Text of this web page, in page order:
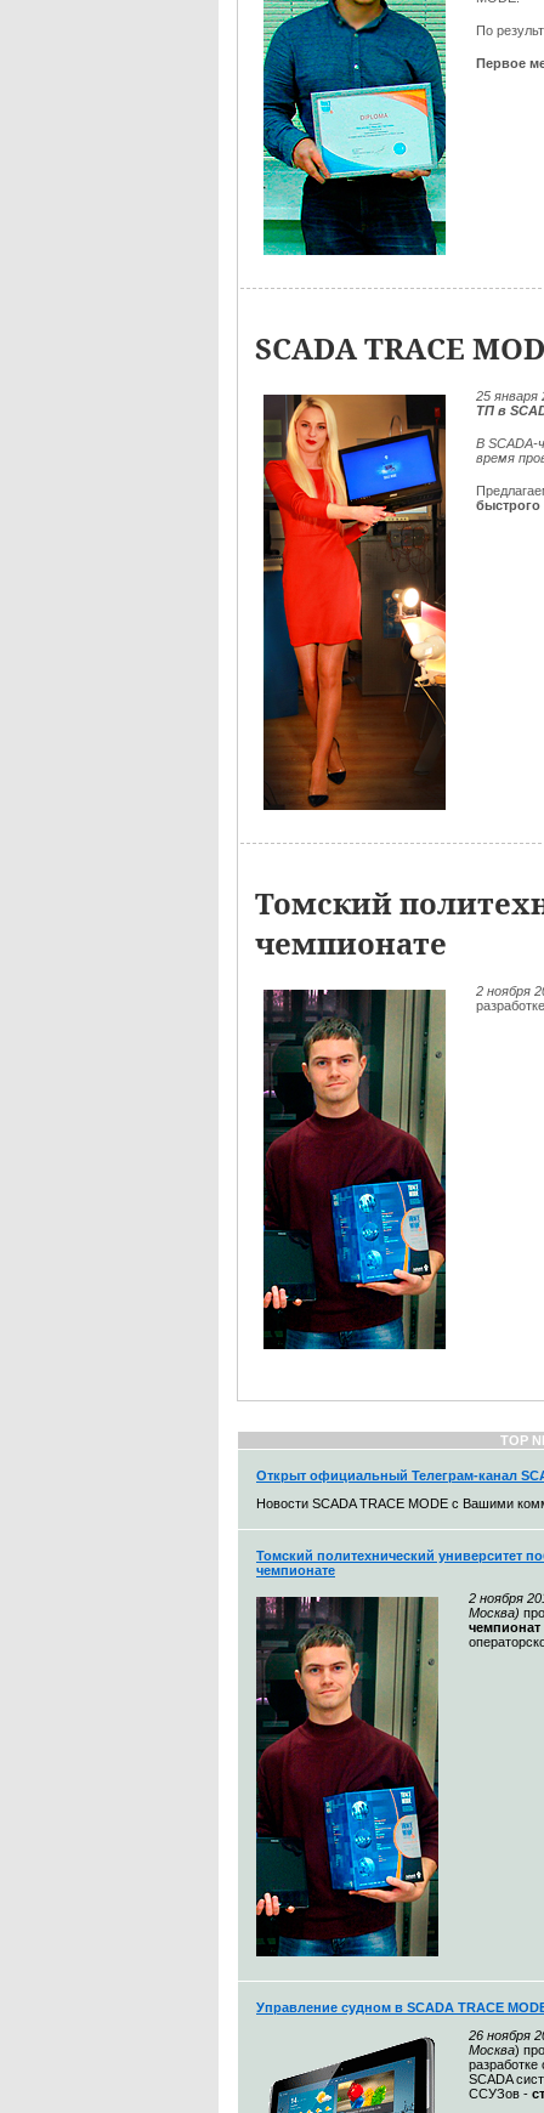
По
Первое
SCADA TRACE
25 января
ТП в
В SCADA-
время
быстрого
Томский
чемпионате
2 ноября
TOP
Открыт официальный Телеграм-канал
Новости SCADA TRACE MODE с Вашими
Томский политехнический университет
чемпионате
2 ноября
Москва)
Управление судном в SCADA TRACE
26 ноября
Москва)
SCADA
ССУЗов -